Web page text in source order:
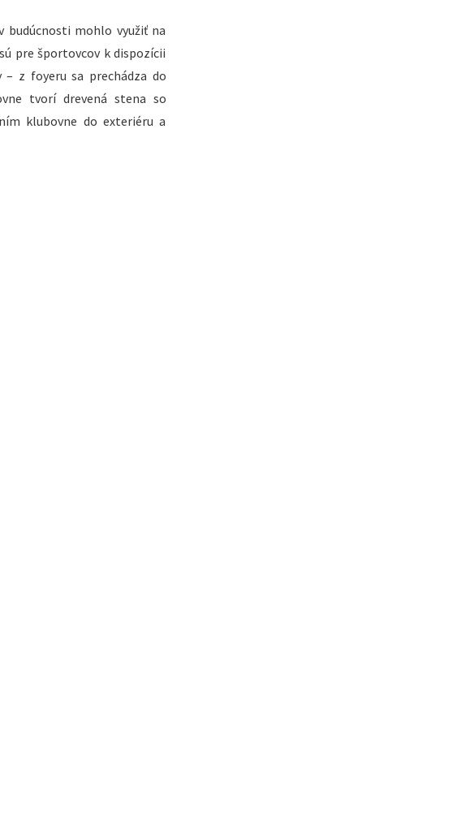
budúcnosti mohlo využiť na
pre športovcov k dispozícii
z foyeru sa prechádza do
tvorí drevená stena so
klubovne do exteriéru a